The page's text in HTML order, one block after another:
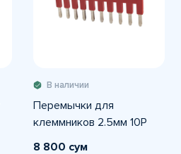
В наличии
Перемычки для
клеммников 2.5мм 10P
8 800 сум